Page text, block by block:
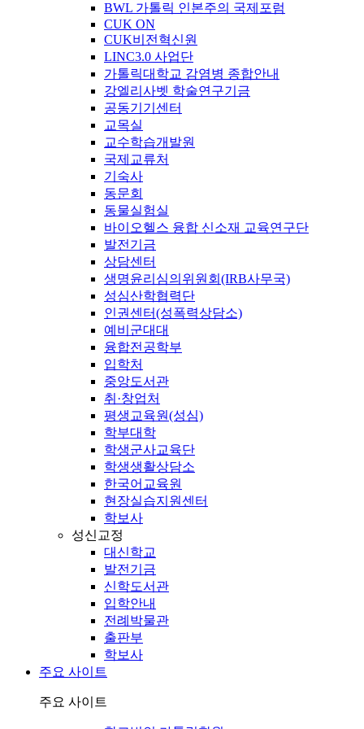
BWL 가톨릭 인본주의 국제포럼
CUK ON
CUK비전혁신원
LINC3.0 사업단
가톨릭대학교 감염병 종합안내
강엘리사벳 학술연구기금
공동기기센터
교목실
교수학습개발원
국제교류처
기숙사
동문회
동물실험실
바이오헬스 융합 신소재 교육연구단
발전기금
상담센터
생명윤리심의위원회(IRB사무국)
성심산학협력단
인권센터(성폭력상담소)
예비군대대
융합전공학부
입학처
중앙도서관
취·창업처
평생교육원(성심)
학부대학
학생군사교육단
학생생활상담소
한국어교육원
현장실습지원센터
학보사
성신교정
대신학교
발전기금
신학도서관
입학안내
전례박물관
출판부
학보사
주요 사이트
주요 사이트